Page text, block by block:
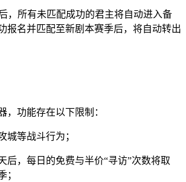
，所有未匹配成功的君主将自动进入备
报名并匹配至新剧本赛季后，将自动转出
，功能存在以下限制：
等战斗行为；
后，每日的免费与半价“寻访”次数将取
；